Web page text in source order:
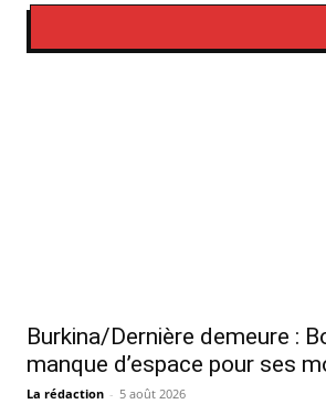
Burkina/Dernière demeure :
manque d’espace pour ses
La rédaction - 5 août 2026